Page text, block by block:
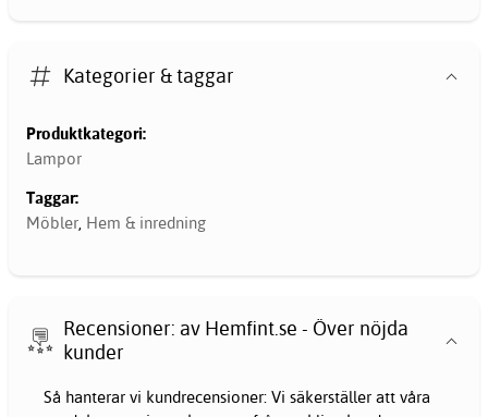
Kategorier & taggar
Produktkategori:
Lampor
Taggar:
Möbler, Hem & inredning
Recensioner: av Hemfint.se - Över nöjda
kunder
Så hanterar vi kundrecensioner: Vi säkerställer att våra